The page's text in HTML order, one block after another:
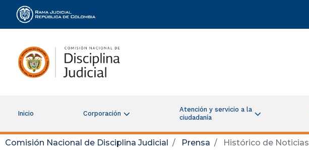
Rama Judicial
Inicio Corporación
Atención y servicio a la
ciudadanía
Comisión Nacional de Disciplina Judicial Prensa Histórico de Noticias